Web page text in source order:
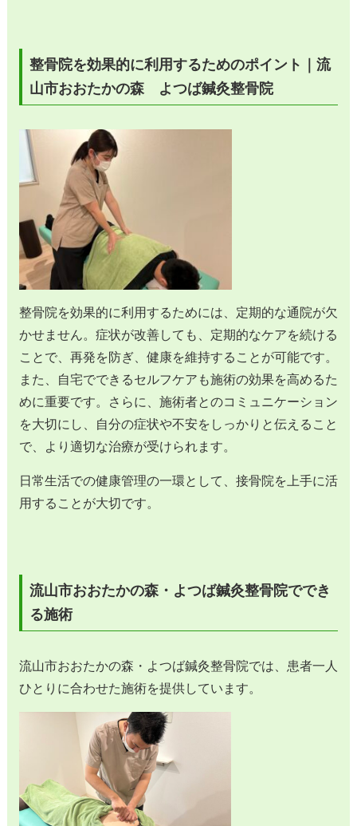
整骨院を効果的に利用するためのポイント｜流
山市おおたかの森 よつば鍼灸整骨院
整骨院を効果的に利用するためには、定期的な通院が欠
かせません。症状が改善しても、定期的なケアを続ける
ことで、再発を防ぎ、健康を維持することが可能です。
また、自宅でできるセルフケアも施術の効果を高めるた
めに重要です。さらに、施術者とのコミュニケーション
を大切にし、自分の症状や不安をしっかりと伝えること
で、より適切な治療が受けられます。
日常生活での健康管理の一環として、接骨院を上手に活
用することが大切です。
流山市おおたかの森・よつば鍼灸整骨院ででき
る施術
流山市おおたかの森・よつば鍼灸整骨院では、患者一人
ひとりに合わせた施術を提供しています。